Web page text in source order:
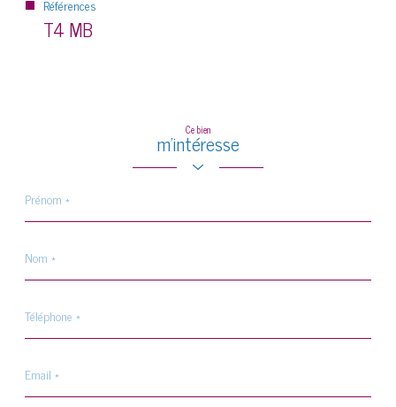
Références
T4 MB
Ce bien
m'intéresse
*
*
*
*